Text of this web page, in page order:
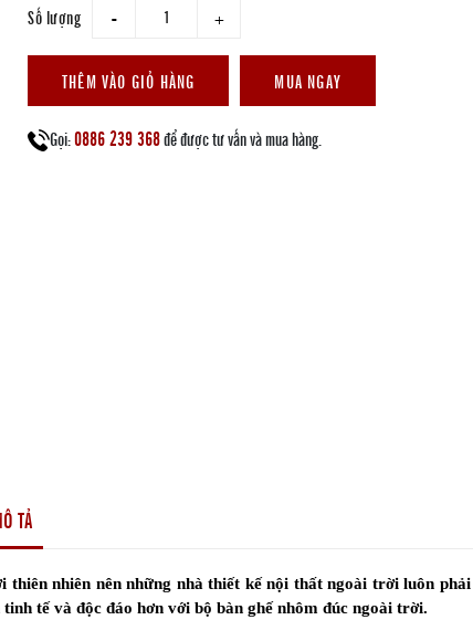
Số lượng giam tang
THÊM VÀO GIỎ HÀNG MUA NGAY
Gọi:0886 239 368để được tư vấn và mua hàng.
TẢ
nhiên nên những nhà thiết kế nội thất ngoài trời luôn
tế và độc đáo hơn với bộ bàn ghế nhôm đúc ngoài trời.